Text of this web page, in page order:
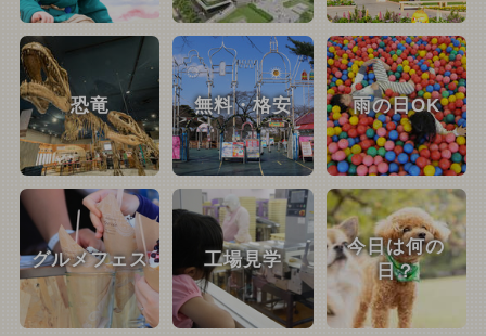
恐竜 無料・格安 雨の日OK
グルメフェス 工場見学
今日は何の
日？